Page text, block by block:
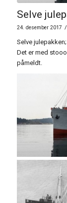
Selve
24. desember 2017 /
Selve julepakken;
Det er med
påmeldt.